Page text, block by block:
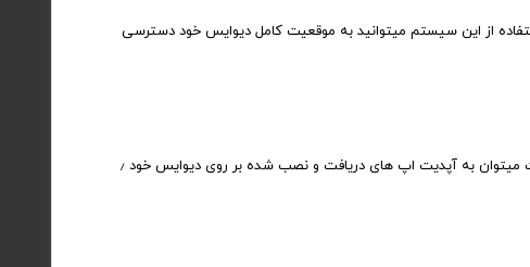
انتشار نسخه آی او اس ۷ توجه بیشتری را به خود جلب کرد. با استفاده از این سیستم میتوانید به موقعیت کامل دیوایس خود دسترسی
فروشگاه برنامه ها و بازی های سیستم عامل آی او اس که به راحتی میتوانید از طریق شناسه خود به دانلود آنها بپردازید . همچنین از این قسمت میتوان به آپدیت اپ های دریافت و نصب شده بر روی دیوایس خود ٫